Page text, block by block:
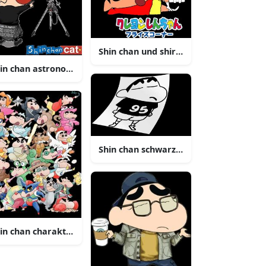
charaktere
chan astronomie abenteuer
chan charaktere collage
Shin chan und shiro illustration
Shin chan schwarzweiss illustration